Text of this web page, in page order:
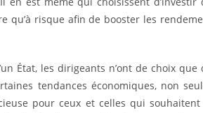
qu’à risque afin de booster les
État, les dirigeants n’ont de choix
tendances économiques, non
pour ceux et celles qui